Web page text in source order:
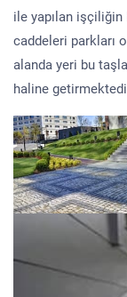
ile yapılan
caddeleri parkları
alanda yeri bu
haline